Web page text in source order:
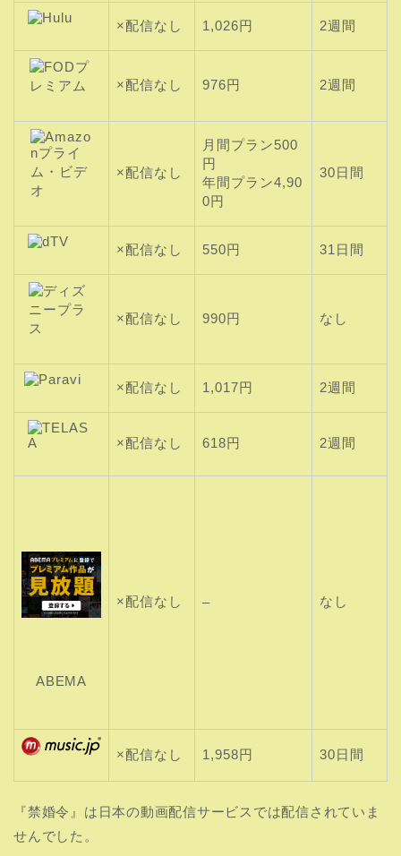
×配信なし 1,026円 2週間
×配信なし 976円 2週間
×配信なし
月間プラン500
円
年間プラン4,90
0円
30日間
×配信なし 550円 31日間
×配信なし 990円 なし
×配信なし 1,017円 2週間
×配信なし 618円 2週間
ABEMA
×配信なし – なし
×配信なし 1,958円 30日間
『禁婚令』は日本の動画配信サービスでは配信されていま
せんでした。